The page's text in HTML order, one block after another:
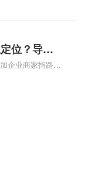
位？导航
企业商家指路人
地图怎么添加企